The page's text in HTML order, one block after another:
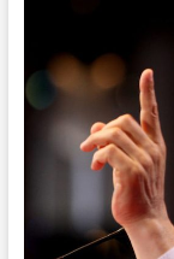
их
главную
задачу
на
выборах
в
Грузии